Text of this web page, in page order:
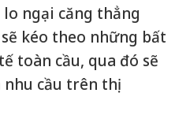
ngại căng thẳng
kéo theo những bất
toàn cầu, qua đó sẽ
cầu trên thị